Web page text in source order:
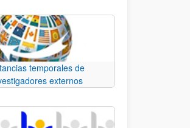
temporales de
externos